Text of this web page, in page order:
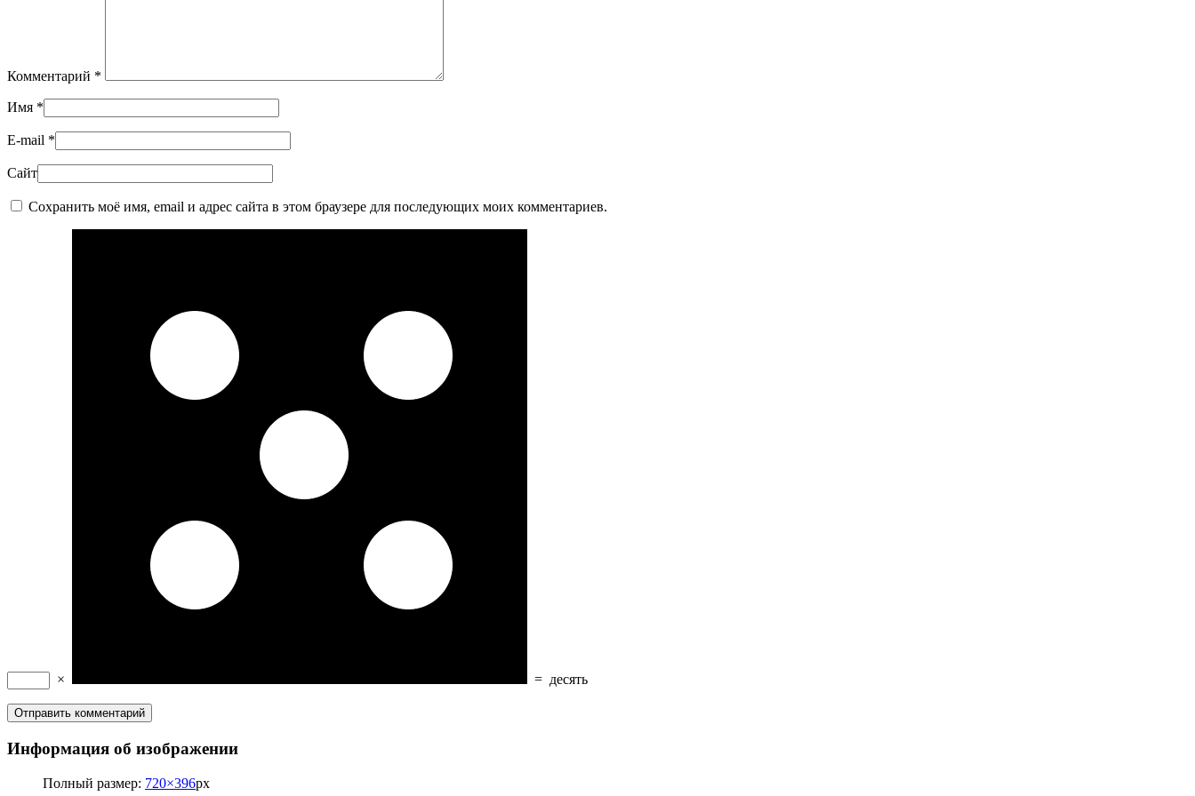
Комментарий *
Имя *
E-mail *
Сайт
Сохранить моё имя, email и адрес сайта в этом браузере для последующих моих комментариев.
× = десять
Информация об изображении
Полный размер: 720×396px